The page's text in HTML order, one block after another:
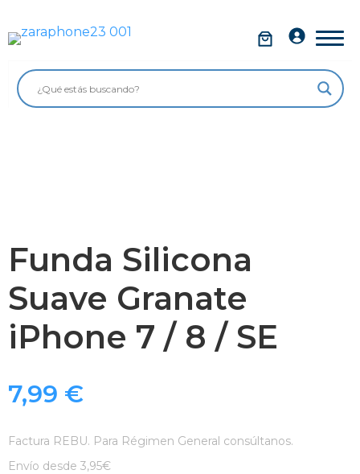
contenido
Funda Silicona
Suave Granate
iPhone 7 / 8 / SE
7,99 €
Factura REBU. Para Régimen General consúltanos.
Envío desde 3,95€
Móviles
Impolutos
Accesorios
Garantía Zaraphone